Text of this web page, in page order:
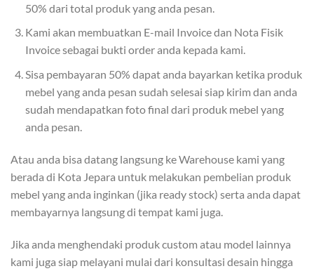
50% dari total produk yang anda pesan.
Kami akan membuatkan E-mail Invoice dan Nota Fisik
Invoice sebagai bukti order anda kepada kami.
Sisa pembayaran 50% dapat anda bayarkan ketika produk
mebel yang anda pesan sudah selesai siap kirim dan anda
sudah mendapatkan foto final dari produk mebel yang
anda pesan.
Atau anda bisa datang langsung ke Warehouse kami yang
berada di Kota Jepara untuk melakukan pembelian produk
mebel yang anda inginkan (jika ready stock) serta anda dapat
membayarnya langsung di tempat kami juga.
Jika anda menghendaki produk custom atau model lainnya
kami juga siap melayani mulai dari konsultasi desain hingga